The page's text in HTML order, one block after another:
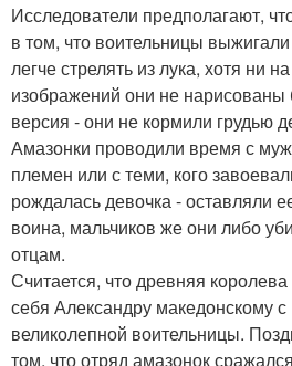
Исследователи предполагают,
в том, что воительницы
легче стрелять из лука, хотя ни
изображений они не нарисованы
версия - они не кормили грудью
Амазонки проводили время с
племен или с теми, кого
рождалась девочка - оставляли
воина, мальчиков же они либо
отцам.
Считается, что древняя
себя Александру македонскому
великолепной воительницы.
том, что отряд амазонок